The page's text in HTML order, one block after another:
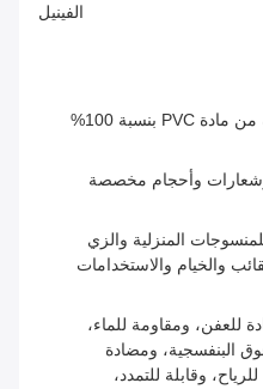
الفينيل
مادة متينة ومقاومة للماء: مصنوعة من مادة PVC بنسبة 100%
وشعارات وأحجام مخصصة
المنزلية والزي
والخيام والاستخدامات
للعفن، ومقاومة للماء،
البنفسجية، ومضادة
وقابلة للتمدد،